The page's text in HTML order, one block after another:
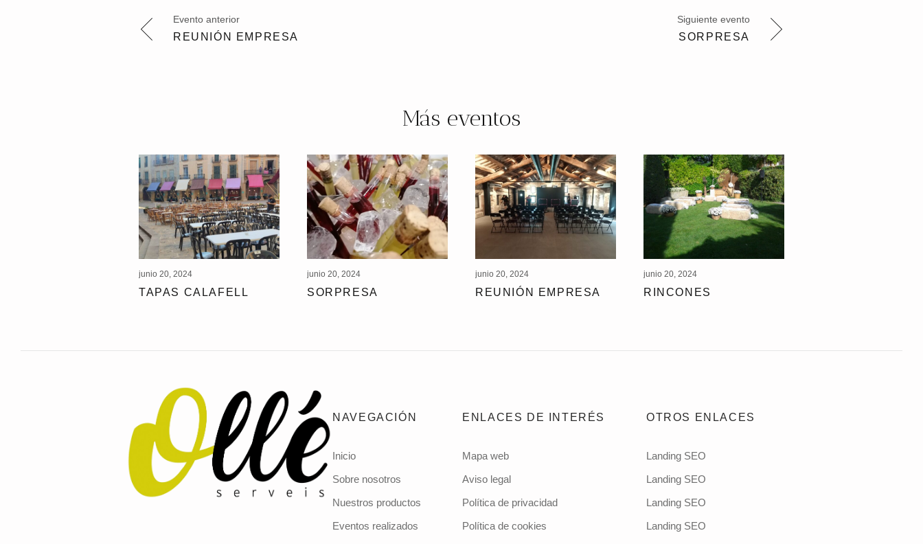
REUNIÓN EMPRESA
Evento anterior
SORPRESA
Siguiente evento
Más eventos
junio 20, 2024
TAPAS CALAFELL
junio 20, 2024
SORPRESA
junio 20, 2024
REUNIÓN EMPRESA
junio 20, 2024
RINCONES
NAVEGACIÓN
Inicio
Sobre nosotros
Nuestros productos
Eventos realizados
ENLACES DE INTERÉS
Mapa web
Aviso legal
Política de privacidad
Política de cookies
OTROS ENLACES
Landing SEO
Landing SEO
Landing SEO
Landing SEO